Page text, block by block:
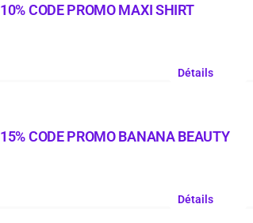
10% CODE PROMO MAXI SHIRT
Détails
15% CODE PROMO BANANA BEAUTY
Détails